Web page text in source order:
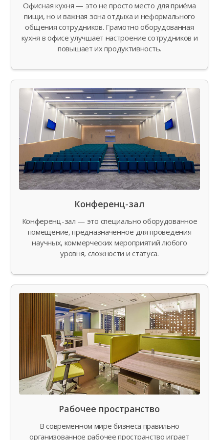
Офисная кухня — это не просто место для приёма
пищи, но и важная зона отдыха и неформального
общения сотрудников. Грамотно оборудованная
кухня в офисе улучшает настроение сотрудников и
повышает их продуктивность.
Конференц-зал
Конференц-зал — это специально оборудованное
помещение, предназначенное для проведения
научных, коммерческих мероприятий любого
уровня, сложности и статуса.
Рабочее пространство
В современном мире бизнеса правильно
организованное рабочее пространство играет